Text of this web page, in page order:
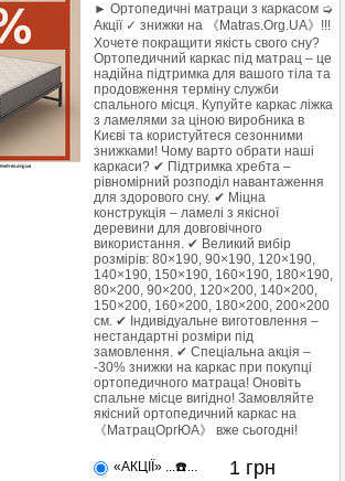
► Ортопедичні матраци з каркасом ➭
Акції ✓ знижки на 《Matras.Org.UA》!!!
Хочете покращити якість свого сну?
Ортопедичний каркас під матрац – це
надійна підтримка для вашого тіла та
продовження терміну служби
спального місця. Купуйте каркас ліжка
з ламелями за ціною виробника в
Києві та користуйтеся сезонними
знижками! Чому варто обрати наші
каркаси? ✔ Підтримка хребта –
рівномірний розподіл навантаження
для здорового сну. ✔ Міцна
конструкція – ламелі з якісної
деревини для довговічного
використання. ✔ Великий вибір
розмірів: 80×190, 90×190, 120×190,
140×190, 150×190, 160×190, 180×190,
80×200, 90×200, 120×200, 140×200,
150×200, 160×200, 180×200, 200×200
см. ✔ Індивідуальне виготовлення –
нестандартні розміри під
замовлення. ✔ Спеціальна акція –
-30% знижки на каркас при покупці
ортопедичного матраца! Оновіть
спальне місце вигідно! Замовляйте
якісний ортопедичний каркас на
《МатрацОргЮА》 вже сьогодні!
«АКЦІЇ» ...☎️... 1 грн